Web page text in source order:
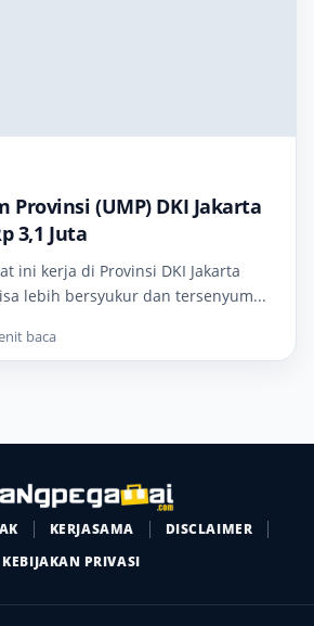
Provinsi (UMP) DKI Jakarta
3,1 Juta
ini kerja di Provinsi DKI Jakarta
lebih bersyukur dan tersenyum...
baca
KERJASAMA
DISCLAIMER
KEBIJAKAN PRIVASI